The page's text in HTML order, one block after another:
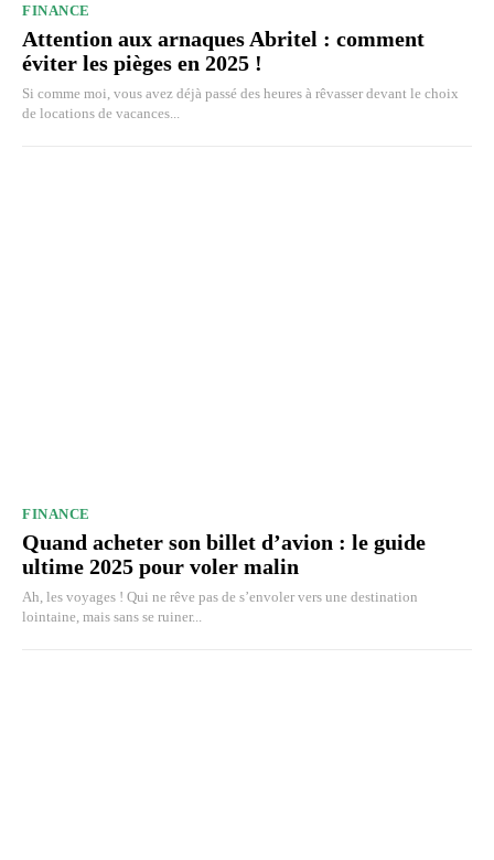
FINANCE
Attention aux arnaques Abritel : comment
éviter les pièges en 2025 !
Si comme moi, vous avez déjà passé des heures à rêvasser devant le choix
de locations de vacances...
FINANCE
Quand acheter son billet d’avion : le guide
ultime 2025 pour voler malin
Ah, les voyages ! Qui ne rêve pas de s’envoler vers une destination
lointaine, mais sans se ruiner...